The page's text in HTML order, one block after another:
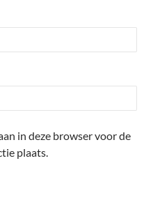
in deze browser voor de
plaats.